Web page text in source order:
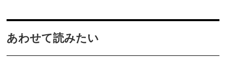
あわせて読みたい